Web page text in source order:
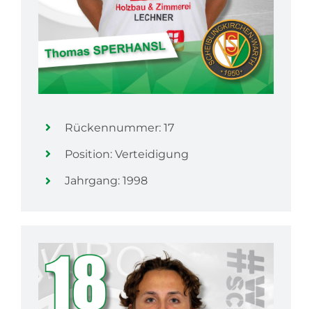
Rückennummer: 17
Position: Verteidigung
Jahrgang: 1998